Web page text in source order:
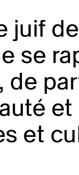
votre
plus
juif
se
de
et